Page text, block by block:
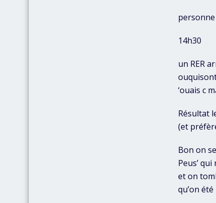
personne
14h30
un RER
‘ouais c
Résultat
(et
Bon on
Peus’
et on
qu’on